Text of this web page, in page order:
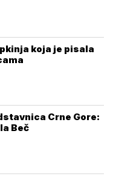
koja je pisala
Crne Gore:
Beč